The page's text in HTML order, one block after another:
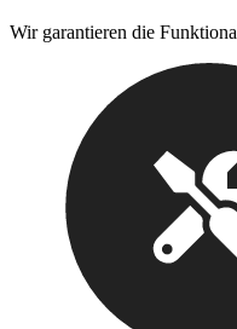
Wir garantieren die